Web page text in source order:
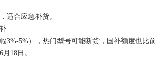
适合应急补货。
3%-5%），热门型号可能断货，国补额度也比前
18日。